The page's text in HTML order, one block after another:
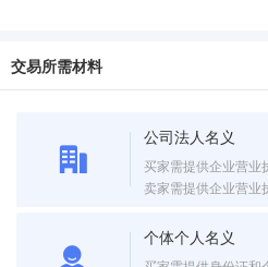
交易所需材料
公司法人名义
买家需提供企业营业
卖家需提供企业营业
个体个人名义